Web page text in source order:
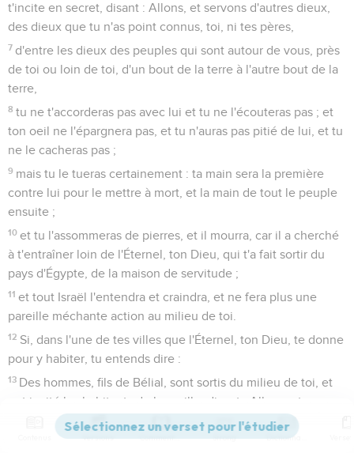
t'incite en secret, disant : Allons, et servons d'autres dieux,
des dieux que tu n'as point connus, toi, ni tes pères,
7 d'entre les dieux des peuples qui sont autour de vous, près
de toi ou loin de toi, d'un bout de la terre à l'autre bout de la
terre,
8 tu ne t'accorderas pas avec lui et tu ne l'écouteras pas ; et
ton oeil ne l'épargnera pas, et tu n'auras pas pitié de lui, et tu
ne le cacheras pas ;
9 mais tu le tueras certainement : ta main sera la première
contre lui pour le mettre à mort, et la main de tout le peuple
ensuite ;
10 et tu l'assommeras de pierres, et il mourra, car il a cherché
à t'entraîner loin de l'Éternel, ton Dieu, qui t'a fait sortir du
pays d'Égypte, de la maison de servitude ;
11 et tout Israël l'entendra et craindra, et ne fera plus une
pareille méchante action au milieu de toi.
12 Si, dans l'une de tes villes que l'Éternel, ton Dieu, te donne
pour y habiter, tu entends dire :
13 Des hommes, fils de Bélial, sont sortis du milieu de toi, et
ont incité les habitants de leur ville, disant : Allons, et
servons d'autres dieux, des dieux que vous n'avez pas
Versions Commentaires Strong